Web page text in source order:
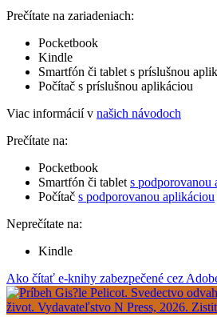
Prečítate na zariadeniach:
Pocketbook
Kindle
Smartfón či tablet s príslušnou
Počítač s príslušnou aplikáciou
Viac informácií v našich návodoch
Prečítate na:
Pocketbook
Smartfón či tablet s podporovanou
Počítač s podporovanou aplikáciou
Neprečítate na:
Kindle
Ako čítať e-knihy zabezpečené cez